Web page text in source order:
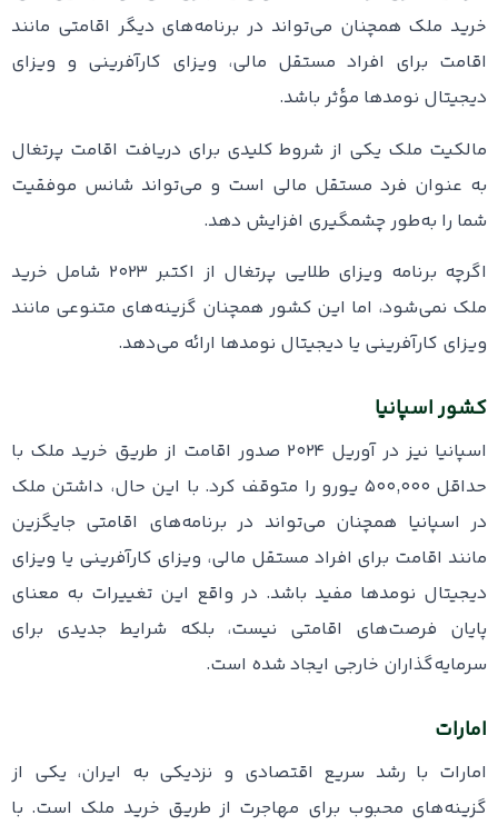
خرید ملک همچنان می‌تواند در برنامه‌های دیگر اقامتی مانند
اقامت برای افراد مستقل مالی، ویزای کارآفرینی و ویزای
دیجیتال نومدها مؤثر باشد.
مالکیت ملک یکی از شروط کلیدی برای دریافت اقامت پرتغال
به عنوان فرد مستقل مالی است و می‌تواند شانس موفقیت
شما را به‌طور چشمگیری افزایش دهد.
اگرچه برنامه ویزای طلایی پرتغال از اکتبر ۲۰۲۳ شامل خرید
ملک نمی‌شود، اما این کشور همچنان گزینه‌های متنوعی مانند
ویزای کارآفرینی یا دیجیتال نومدها ارائه می‌دهد.
کشور اسپانیا
اسپانیا نیز در آوریل ۲۰۲۴ صدور اقامت از طریق خرید ملک با
حداقل ۵۰۰,۰۰۰ یورو را متوقف کرد. با این حال، داشتن ملک
در اسپانیا همچنان می‌تواند در برنامه‌های اقامتی جایگزین
مانند اقامت برای افراد مستقل مالی، ویزای کارآفرینی یا ویزای
دیجیتال نومدها مفید باشد. در واقع این تغییرات به معنای
پایان فرصت‌های اقامتی نیست، بلکه شرایط جدیدی برای
سرمایه‌گذاران خارجی ایجاد شده است.
امارات
امارات با رشد سریع اقتصادی و نزدیکی به ایران، یکی از
گزینه‌های محبوب برای مهاجرت از طریق خرید ملک است. با